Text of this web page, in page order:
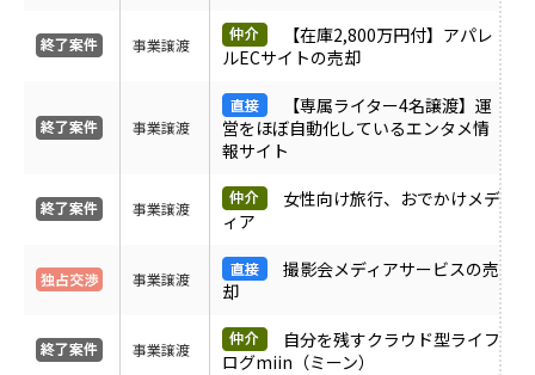
フリーワード
地域
業界・業種
受付中のみ表示
事業譲渡
【在庫2,800万円付】アパレ
ルECサイトの売却
事業譲渡
【専属ライター4名譲渡】運
営をほぼ自動化しているエンタメ情
報サイト
事業譲渡
女性向け旅行、おでかけメデ
ィア
事業譲渡
撮影会メディアサービスの売
却
事業譲渡
自分を残すクラウド型ライフ
ログmiin（ミーン）